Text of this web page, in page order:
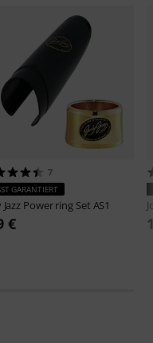
7
GARANTIERT
Jazz Power ring Set AS1
€